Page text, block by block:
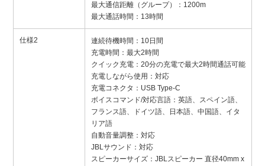
最大通信距離（グループ）：1200m
最大通話時間：13時間
仕様2
連続待機時間：10日間
充電時間：最大2時間
クイック充電：20分の充電で最大2時間通話可能
充電しながら使用：対応
充電コネクタ：USB Type-C
ボイスコマンド/対応言語：英語、スペイン語、
フランス語、ドイツ語、日本語、中国語、イタ
リア語
自動音量調整：対応
JBLサウンド：対応
スピーカーサイズ：JBLスピーカー 直径40mm x